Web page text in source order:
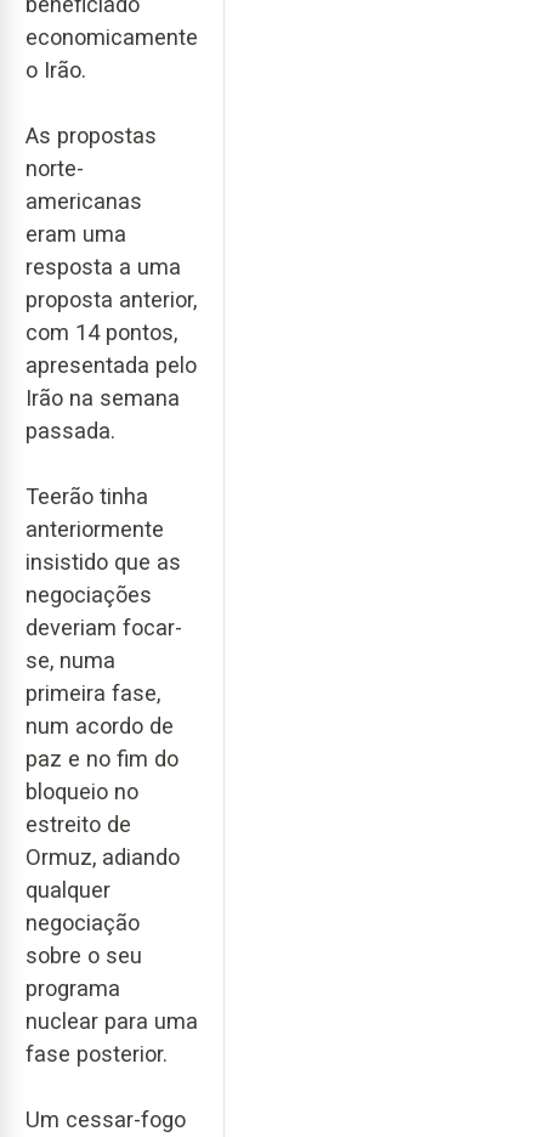
economicamente
o Irão.
As propostas
norte-
americanas
eram uma
resposta a uma
proposta anterior,
com 14 pontos,
apresentada pelo
Irão na semana
passada.
Teerão tinha
anteriormente
insistido que as
negociações
deveriam focar-
se, numa
primeira fase,
num acordo de
paz e no fim do
bloqueio no
estreito de
Ormuz, adiando
qualquer
negociação
sobre o seu
programa
nuclear para uma
fase posterior.
Um cessar-fogo